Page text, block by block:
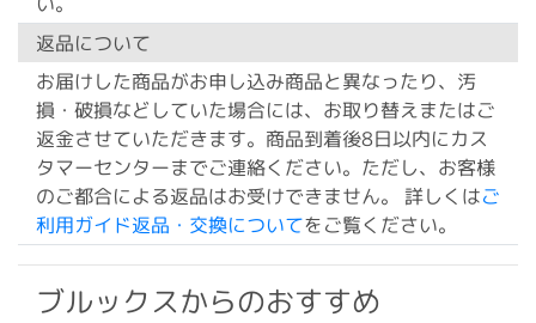
返品について
お届けした商品がお申し込み商品と異なったり、汚
損・破損などしていた場合には、お取り替えまたはご
返金させていただきます。商品到着後8日以内にカス
タマーセンターまでご連絡ください。ただし、お客様
のご都合による返品はお受けできません。 詳しくはご
利用ガイド返品・交換についてをご覧ください。
ブルックスからのおすすめ